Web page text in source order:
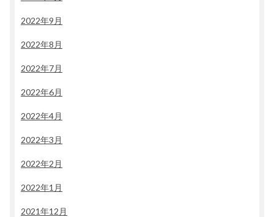
2022年9月
2022年8月
2022年7月
2022年6月
2022年4月
2022年3月
2022年2月
2022年1月
2021年12月